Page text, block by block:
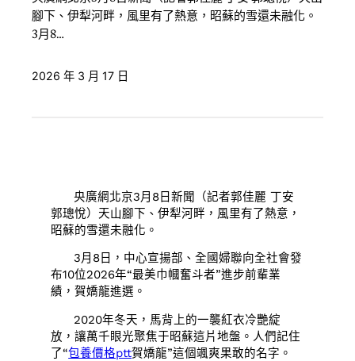
腳下、伊犁河畔，風里有了熱意，昭蘇的雪還未融化。
3月8…
2026 年 3 月 17 日
央廣網北京3月8日新聞（記者郭佳麗 丁安
郭璁悅）天山腳下、伊犁河畔，風里有了熱意，
昭蘇的雪還未融化。
3月8日，中心宣揚部、全國婦聯向全社會發
布10位2026年“最美巾幗奮斗者”進步前輩業
績，賀嬌龍進選。
2020年冬天，馬背上的一襲紅衣冷艷綻
放，讓萬千眼光聚焦于昭蘇這片地盤。人們記住
了“包養價格ptt賀嬌龍”這個颯爽果敢的名字。